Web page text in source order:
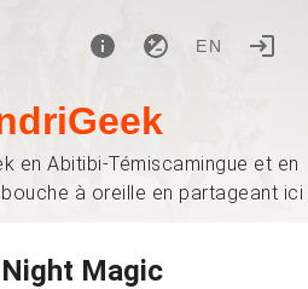
EN
en Abitibi-Témiscamingue et en
à oreille en partageant ici
Magic